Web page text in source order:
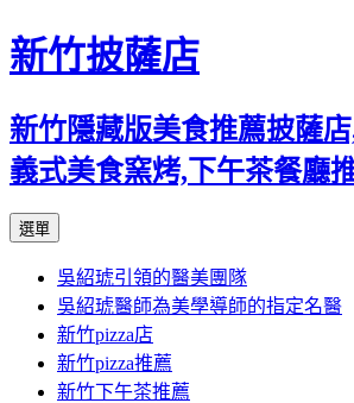
新竹披薩店
新竹隱藏版美食推薦披薩
義式美食窯烤,下午茶餐廳
選單
主
要
內
容
吳紹琥引領的醫美團隊
吳紹琥醫師為美學導師的指定名醫
新竹pizza店
新竹pizza推薦
新竹下午茶推薦